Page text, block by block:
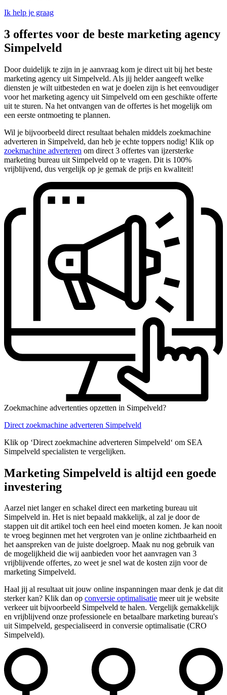
Ik help je graag
3 offertes voor de beste marketing agency
Simpelveld
Door duidelijk te zijn in je aanvraag kom je direct uit bij het beste
marketing agency uit Simpelveld. Als jij helder aangeeft welke
diensten je wilt uitbesteden en wat je doelen zijn is het eenvoudiger
voor het marketing agency uit Simpelveld om een geschikte offerte
uit te sturen. Na het ontvangen van de offertes is het mogelijk om
een eerste ontmoeting te plannen.
Wil je bijvoorbeeld direct resultaat behalen middels zoekmachine
adverteren in Simpelveld, dan heb je echte toppers nodig! Klik op
zoekmachine adverteren om direct 3 offertes van ijzersterke
marketing bureau uit Simpelveld op te vragen. Dit is 100%
vrijblijvend, dus vergelijk op je gemak de prijs en kwaliteit!
Zoekmachine advertenties opzetten in Simpelveld?
Direct zoekmachine adverteren Simpelveld
Klik op ‘Direct zoekmachine adverteren Simpelveld‘ om SEA
Simpelveld specialisten te vergelijken.
Marketing Simpelveld is altijd een goede
investering
Aarzel niet langer en schakel direct een marketing bureau uit
Simpelveld in. Het is niet bepaald makkelijk, al zal je door de
stappen uit dit artikel toch een heel eind moeten komen. Je kan nooit
te vroeg beginnen met het vergroten van je online zichtbaarheid en
het aanspreken van de juiste doelgroep. Maak nu nog gebruik van
de mogelijkheid die wij aanbieden voor het aanvragen van 3
vrijblijvende offertes, zo weet je snel wat de kosten zijn voor de
marketing Simpelveld.
Haal jij al resultaat uit jouw online inspanningen maar denk je dat dit
sterker kan? Klik dan op conversie optimalisatie meer uit je website
verkeer uit bijvoorbeeld Simpelveld te halen. Vergelijk gemakkelijk
en vrijblijvend onze professionele en betaalbare marketing bureau's
uit Simpelveld, gespecialiseerd in conversie optimalisatie (CRO
Simpelveld).